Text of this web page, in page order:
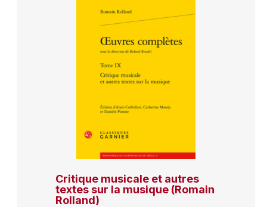
Critique musicale et autres
textes sur la musique (Romain
Rolland)